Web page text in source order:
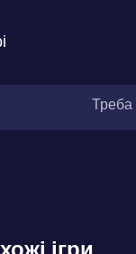
Треба